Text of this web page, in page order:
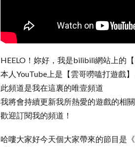
HEELO！妳好，我是bilibili網站上的【
本人YouTube上是【雲哥嘮嗑打遊戲】
此頻道是我在這裏的唯壹頻道
我將會持續更新我所熱愛的遊戲的相
歡迎訂閱我的頻道！
哈嘍大家好今天個大家帶來的節目是